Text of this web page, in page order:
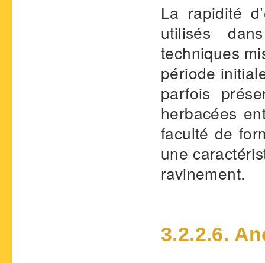
La rapidité
utilisés
techniques
période
parfois
herbacées
faculté de
une
ravinement.
3.2.2.6.